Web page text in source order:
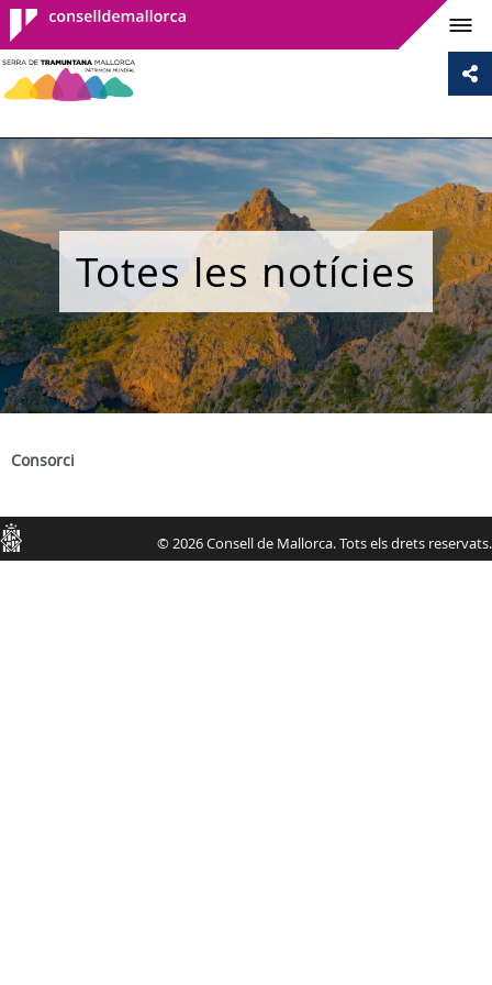
Consell de
Mallorca
Totes les notícies
Consorci
Consell
© 2026 Consell de Mallorca. Tots els drets reservats.